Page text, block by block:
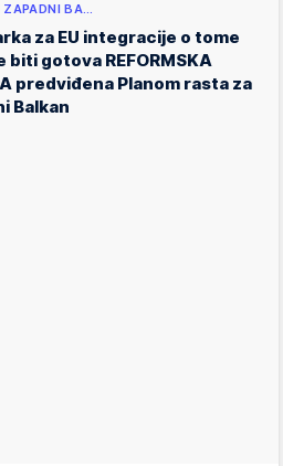
ZAPADNI BA…
za EU integracije o tome
biti gotova REFORMSKA
predviđena Planom rasta za
Balkan